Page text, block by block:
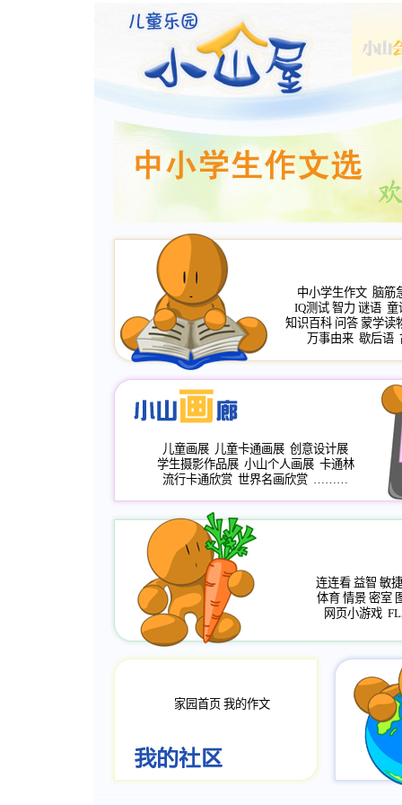
中小学生作文 脑筋
IQ测试 智力 谜语 童
知识百科 问答 蒙学读
万事由来 歇后语
儿童画展 儿童卡通画展 创意设计展
学生摄影作品展 小山个人画展 卡通林
流行卡通欣赏 世界名画欣赏 ………
连连看 益智 敏捷
体育 情景 密室
网页小游戏
家园首页 我的作文